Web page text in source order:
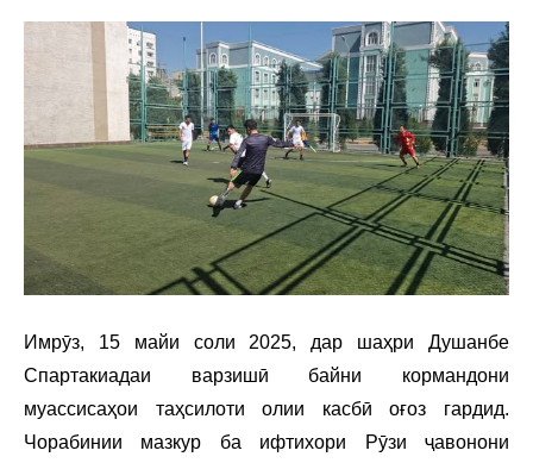
Имрӯз, 15 майи соли 2025, дар шаҳри Душанбе
Спартакиадаи варзишӣ байни кормандони
муассисаҳои таҳсилоти олии касбӣ оғоз гардид.
Чорабинии мазкур ба ифтихори Рӯзи ҷавонони